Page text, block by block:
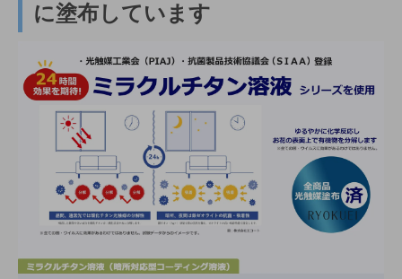
に塗布しています